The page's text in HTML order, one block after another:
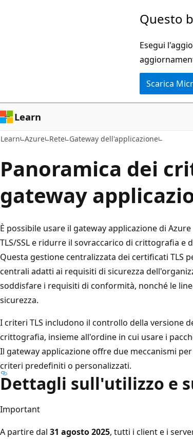
Questo
Esegui
Scarica
Learn
Learn Azure Rete Gateway dell'applicazione
Panoramica dei
gateway
È possibile usare il gateway applicazione di
TLS/SSL e ridurre il sovraccarico di crittografia
Questa gestione centralizzata dei certificati TLS
centrali adatti ai requisiti di sicurezza
soddisfare i requisiti di conformità, nonché le
sicurezza.
I criteri TLS includono il controllo della versione
crittografia, insieme all'ordine in cui usare i
Il gateway applicazione offre due meccanismi
criteri predefiniti o personalizzati.
Dettagli sull'utilizzo e
Important
A partire dal 31 agosto 2025, tutti i client e i